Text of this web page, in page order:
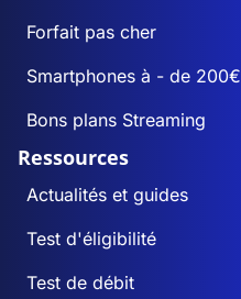
Forfait pas cher
Smartphones à - de 200€
Bons plans Streaming
Ressources
Actualités et guides
Test d'éligibilité
Test de débit